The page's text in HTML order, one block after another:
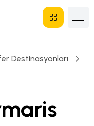
Destinasyonları